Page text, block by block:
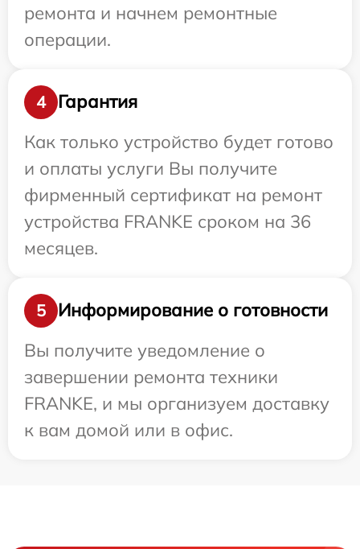
ремонта и начнем ремонтные
операции.
4
Гарантия
Как только устройство будет готово
и оплаты услуги Вы получите
фирменный сертификат на ремонт
устройства FRANKE сроком на 36
месяцев.
5
Информирование о готовности
Вы получите уведомление о
завершении ремонта техники
FRANKE, и мы организуем доставку
к вам домой или в офис.